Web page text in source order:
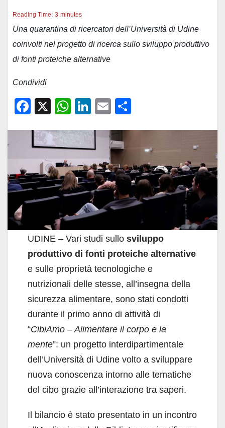
Reading Time: 3 minutes
Una quarantina di ricercatori dell’Università di Udine
coinvolti nel progetto di ricerca sullo sviluppo produttivo
di fonti proteiche alternative
Condividi
F
c
e
b
o
o
X
W
at
s
A
p
Li
k
e
dI
n
E
ail
vi
di
UDINE – Vari studi sullo sviluppo
produttivo di fonti proteiche alternative
e sulle proprietà tecnologiche e
nutrizionali delle stesse, all’insegna della
sicurezza alimentare, sono stati condotti
durante il primo anno di attività di
“CibiAmo – Alimentare il corpo e la
mente”: un progetto interdipartimentale
dell’Università di Udine volto a sviluppare
nuova conoscenza intorno alle tematiche
del cibo grazie all’interazione tra saperi.
Il bilancio è stato presentato in un incontro